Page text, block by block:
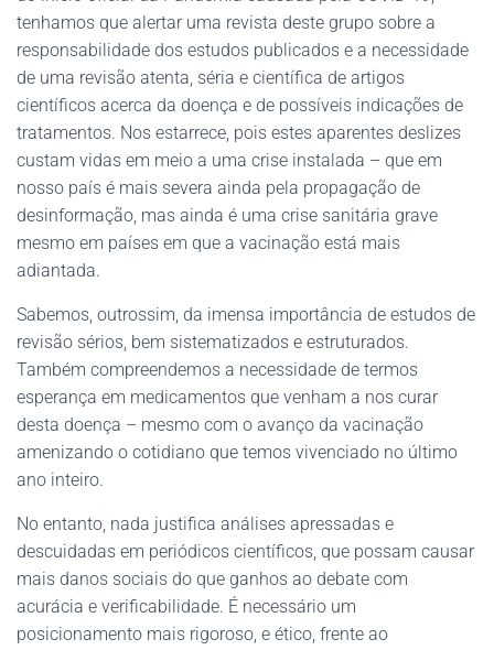
tenhamos que alertar uma revista deste grupo sobre a
responsabilidade dos estudos publicados e a necessidade
de uma revisão atenta, séria e científica de artigos
científicos acerca da doença e de possíveis indicações de
tratamentos. Nos estarrece, pois estes aparentes deslizes
custam vidas em meio a uma crise instalada – que em
nosso país é mais severa ainda pela propagação de
desinformação, mas ainda é uma crise sanitária grave
mesmo em países em que a vacinação está mais
adiantada.
Sabemos, outrossim, da imensa importância de estudos de
revisão sérios, bem sistematizados e estruturados.
Também compreendemos a necessidade de termos
esperança em medicamentos que venham a nos curar
desta doença – mesmo com o avanço da vacinação
amenizando o cotidiano que temos vivenciado no último
ano inteiro.
No entanto, nada justifica análises apressadas e
descuidadas em periódicos científicos, que possam causar
mais danos sociais do que ganhos ao debate com
acurácia e verificabilidade. É necessário um
posicionamento mais rigoroso, e ético, frente ao